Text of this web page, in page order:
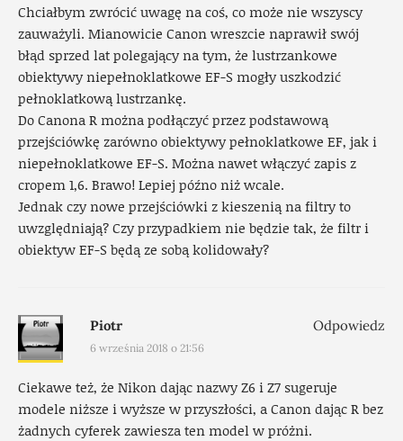
Chciałbym zwrócić uwagę na coś, co może nie wszyscy
zauważyli. Mianowicie Canon wreszcie naprawił swój
błąd sprzed lat polegający na tym, że lustrzankowe
obiektywy niepełnoklatkowe EF-S mogły uszkodzić
pełnoklatkową lustrzankę.
Do Canona R można podłączyć przez podstawową
przejściówkę zarówno obiektywy pełnoklatkowe EF, jak i
niepełnoklatkowe EF-S. Można nawet włączyć zapis z
cropem 1,6. Brawo! Lepiej późno niż wcale.
Jednak czy nowe przejściówki z kieszenią na filtry to
uwzględniają? Czy przypadkiem nie będzie tak, że filtr i
obiektyw EF-S będą ze sobą kolidowały?
Piotr
6 września 2018 o 21:56
Ciekawe też, że Nikon dając nazwy Z6 i Z7 sugeruje
modele niższe i wyższe w przyszłości, a Canon dając R bez
żadnych cyferek zawiesza ten model w próżni.
Odpowiedz